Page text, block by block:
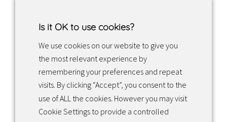
Facebook InstagramLinkedIn
Returns & exchanges
Is it OK to use cookies?
We use cookies on our website to give you
the most relevant experience by
remembering your preferences and repeat
visits. By clicking “Accept”, you consent to the
use of ALL the cookies. However you may visit
Cookie Settings to provide a controlled